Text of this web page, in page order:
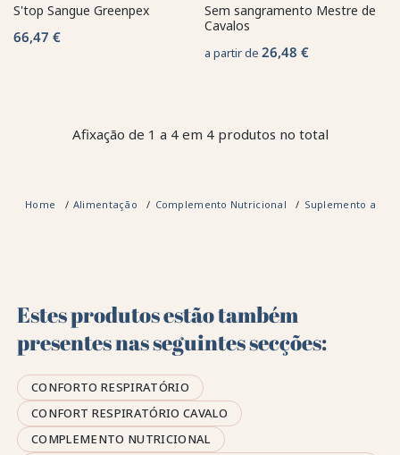
S'top Sangue Greenpex
66,47 €
Sem sangramento Mestre de
Cavalos
a partir de 26,48 €
Afixação de 1 a 4 em 4 produtos no total
Home Alimentação Complemento Nutricional Suplemento
Estes produtos estão também
presentes nas seguintes secções:
CONFORTO RESPIRATÓRIO
CONFORT RESPIRATÓRIO CAVALO
COMPLEMENTO NUTRICIONAL